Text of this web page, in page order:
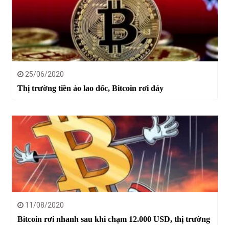
25/06/2020
Thị trường tiền ảo lao dốc, Bitcoin rơi đáy
11/08/2020
Bitcoin rơi nhanh sau khi chạm 12.000 USD, thị trường